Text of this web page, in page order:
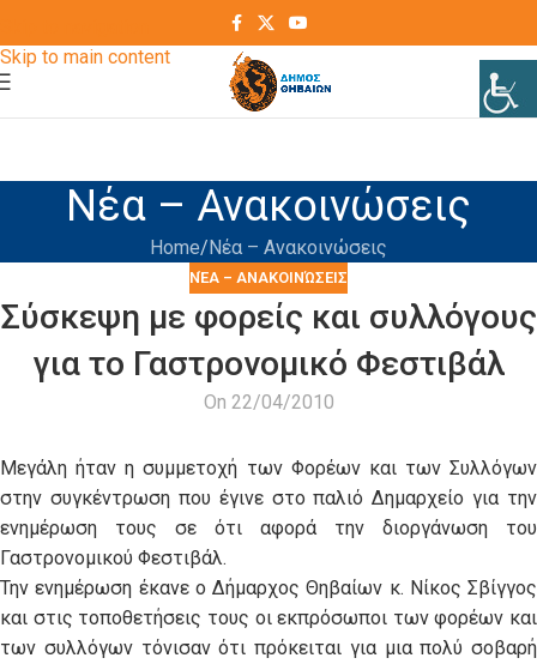
Skip to main content
Νέα – Ανακοινώσεις
Home Νέα – Ανακοινώσεις
ΝΈΑ – ΑΝΑΚΟΙΝΏΣΕΙΣ
Σύσκεψη με φορείς και συλλόγους
για το Γαστρονομικό Φεστιβάλ
On 22/04/2010
Μεγάλη ήταν η συμμετοχή των Φορέων και των Συλλόγων
στην συγκέντρωση που έγινε στο παλιό Δημαρχείο για την
ενημέρωση τους σε ότι αφορά την διοργάνωση του
Γαστρονομικού Φεστιβάλ.
Την ενημέρωση έκανε ο Δήμαρχος Θηβαίων κ. Νίκος Σβίγγος
και στις τοποθετήσεις τους οι εκπρόσωποι των φορέων και
των συλλόγων τόνισαν ότι πρόκειται για μια πολύ σοβαρή